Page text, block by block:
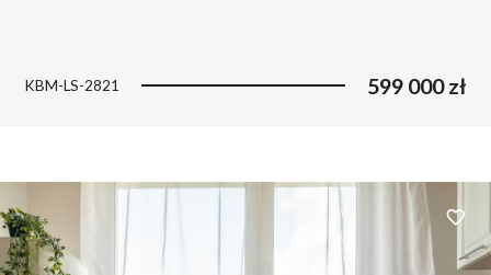
KBM-LS-2821 599 000 zł
Dodaj